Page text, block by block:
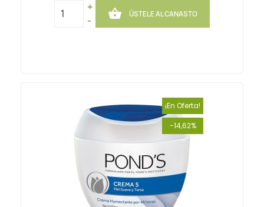
+
-
 ÚSTELE AL CANASTO
¡En Oferta!
-14,62%